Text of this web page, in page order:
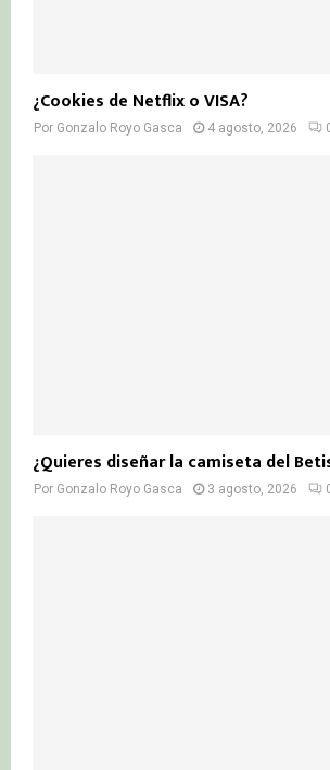
¿Cookies de Netflix o VISA?
Por Gonzalo Royo Gasca 4 agosto, 2026
¿Quieres diseñar la camiseta del
Por Gonzalo Royo Gasca 3 agosto, 2026